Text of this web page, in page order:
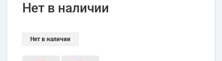
Нет в наличии
Нет в наличии